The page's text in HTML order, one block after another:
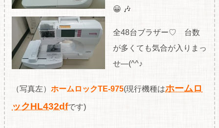
😀 🎶
全48台ブラザー♡ 台数
が多くても気合が入りまっ
せ―(^^♪
（写真左） ホームロックTE-975(現行機種はホームロ
ックHL432dfです)